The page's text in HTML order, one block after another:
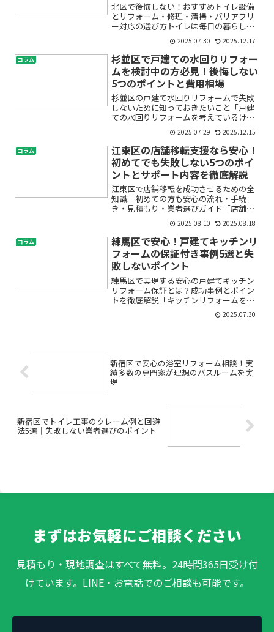
北区で後悔しない！おすすめトイレ設備
とリフォーム・修理・清掃・バリアフリ
ー対応の選び方トイレは毎日の暮らしに
欠かせない大切な空間です。だからこ
そ、「北区でどんなトイレ設備やリフォ
ーム業者を選んだらいいの？」「修理や
清掃はどこに頼めば安心でき...
2025.07.30 2025.12.17
コラム
杉並区で戸建ての水回りリフォー
ムを検討中の方必見！後悔しない
5つのポイントと費用相場
杉並区の戸建て水回りリフォームで失敗
しないために知っておきたいこと「戸建
ての水回りリフォームを考えているけれ
ど、何をどこまで考えればいいのかわか
らない」「費用や失敗例が心配」「杉並
区で信頼できるリフォーム業者に依頼し
たいけれど、どう選べば？...
2025.07.29 2025.12.15
コラム
江東区の店舗移転支援なら安心！
初めてでも失敗しない5つのポイ
ントとサポート内容を徹底解説
江東区で店舗移転を成功させるための全
知識｜初めての方も安心の流れ・手続
き・見積もり・業者選びガイド「店舗の
移転を考えているけれど、何をどう準備
すればいいのかわからない」「煩雑な手
続きや費用のことが不安…」そんな悩み
をお持ちの江東区の店舗オー...
2025.08.10 2025.08.18
コラム
練馬区で安心！戸建てキッチンリ
フォームの保証付き事例5選と失
敗しないポイント
練馬区で実現する安心の戸建てキッチン
リフォーム保証とは？成功事例とポイン
トを徹底解説「キッチンリフォームを考
えているけれど、どんな保証がある
の？」「工事後にトラブルが起きたらど
2025.07.30
新宿区で安心の浴室リフォーム相談！実
績多数の専門家が理想のバスルームを実
現
新宿区でトイレ工事のクレーム例と回避
法5選｜失敗しない業者選びのポイント
まずはお気軽にご相談ください
見積もり・現地調査はすべて無料。24時間365日受け付
けています。LINE・お電話でのご相談も可能です。